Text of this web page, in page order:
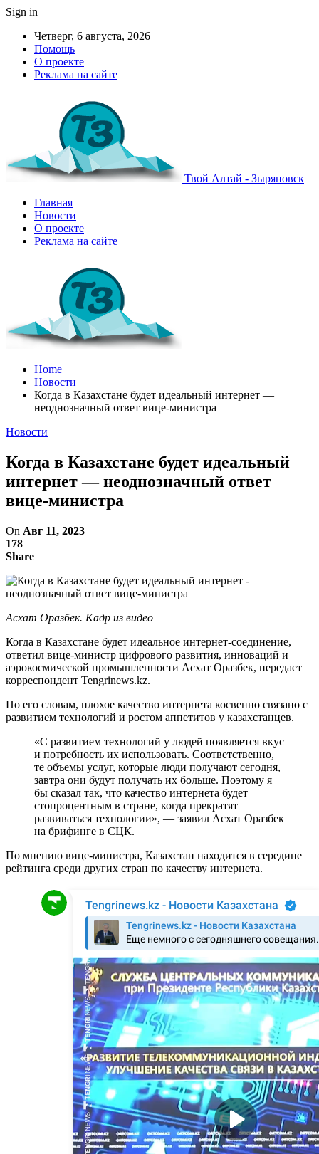
Sign in
Четверг, 6 августа, 2026
Помощь
О проекте
Реклама на сайте
Твой Алтай - Зыряновск
Главная
Новости
О проекте
Реклама на сайте
Home
Новости
Когда в Казахстане будет идеальный интернет —
неоднозначный ответ вице-министра
Новости
Когда в Казахстане будет идеальный
интернет — неоднозначный ответ
вице-министра
On Авг 11, 2023
178
Share
Асхат Оразбек. Кадр из видео
Когда в Казахстане будет идеальное интернет-соединение,
ответил вице-министр цифрового развития, инноваций и
аэрокосмической промышленности Асхат Оразбек, передает
корреспондент Tengrinews.kz.
По его словам, плохое качество интернета косвенно связано с
развитием технологий и ростом аппетитов у казахстанцев.
«С развитием технологий у людей появляется вкус
и потребность их использовать. Соответственно,
те объемы услуг, которые люди получают сегодня,
завтра они будут получать их больше. Поэтому я
бы сказал так, что качество интернета будет
стопроцентным в стране, когда прекратят
развиваться технологии», — заявил Асхат Оразбек
на брифинге в СЦК.
По мнению вице-министра, Казахстан находится в середине
рейтинга среди других стран по качеству интернета.